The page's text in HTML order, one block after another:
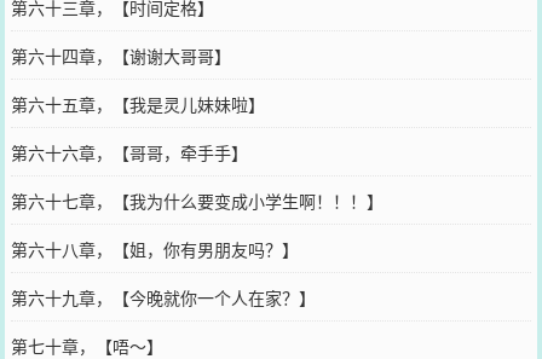
第六十三章，【时间定格】
第六十四章，【谢谢大哥哥】
第六十五章，【我是灵儿妹妹啦】
第六十六章，【哥哥，牵手手】
第六十七章，【我为什么要变成小学生啊！！！】
第六十八章，【姐，你有男朋友吗？】
第六十九章，【今晚就你一个人在家？】
第七十章，【唔～】